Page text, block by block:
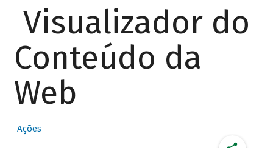
Visualizador do
Conteúdo da
Web
Ações